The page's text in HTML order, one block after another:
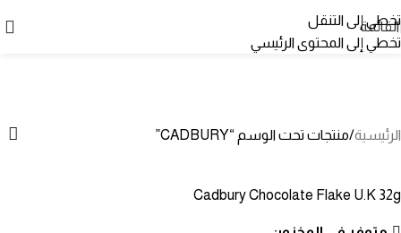
تخطي إلى التنقل
تخطي إلى المحتوى الرئيسي
القائمة
الرئيسية منتجات تحت الوسم “CADBURY”
Cadbury Chocolate Flake U.K 32g